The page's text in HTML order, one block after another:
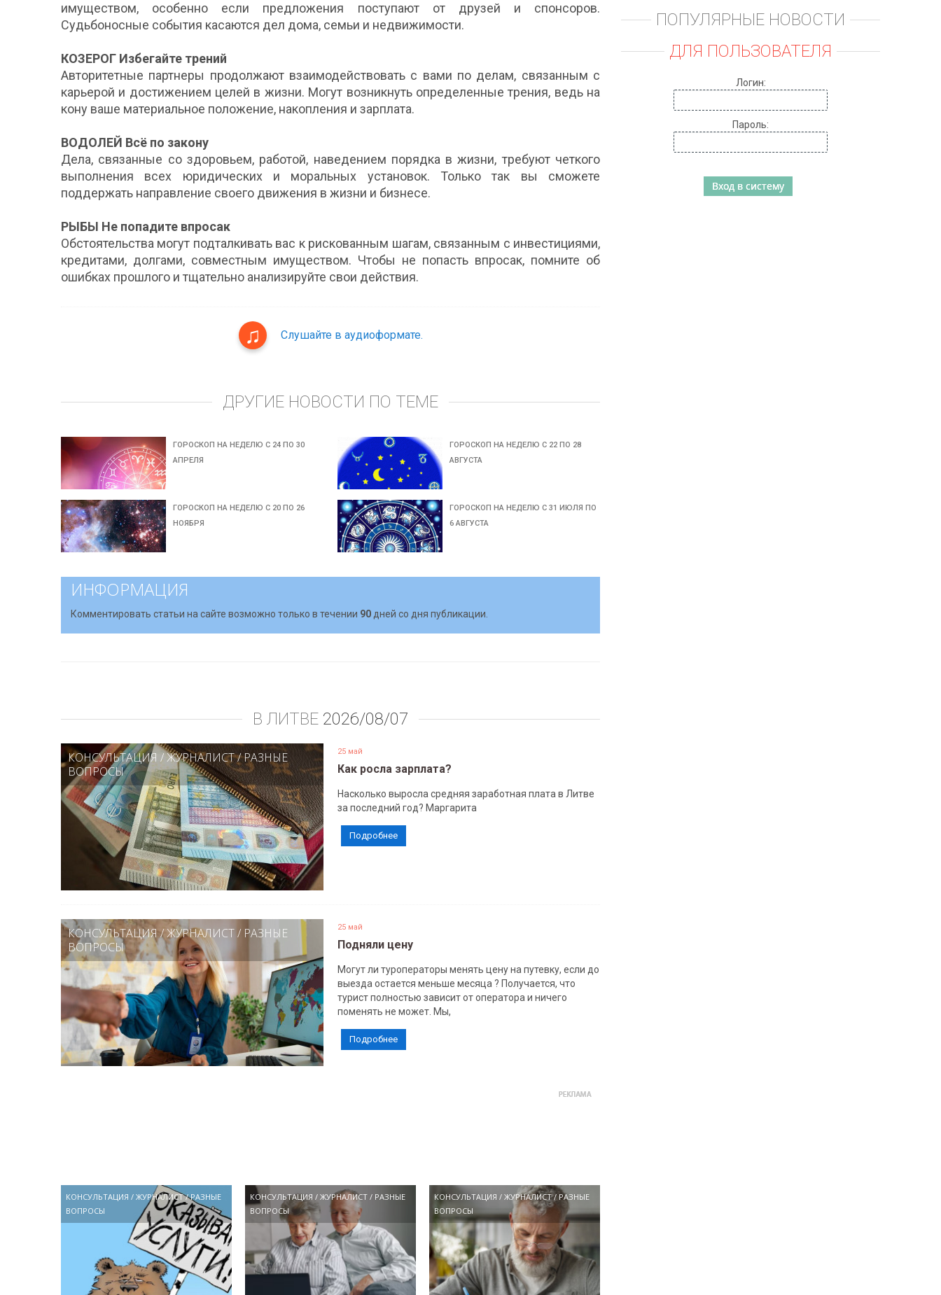
имуществом, особенно если предложения поступают от друзей и спонсоров.
Судьбоносные события касаются дел дома, семьи и недвижимости.
КОЗЕРОГ Избегайте трений
Авторитетные партнеры продолжают взаимодействовать с вами по делам, связанным с
карьерой и достижением целей в жизни. Могут возникнуть определенные трения, ведь на
кону ваше материальное положение, накопления и зарплата.
ВОДОЛЕЙ Всё по закону
Дела, связанные со здоровьем, работой, наведением порядка в жизни, требуют четкого
выполнения всех юридических и моральных установок. Только так вы сможете
поддержать направление своего движения в жизни и бизнесе.
РЫБЫ Не попадите впросак
Обстоятельства могут подталкивать вас к рискованным шагам, связанным с инвестициями,
кредитами, долгами, совместным имуществом. Чтобы не попасть впросак, помните об
ошибках прошлого и тщательно анализируйте свои действия.
Слушайте в аудиоформате.
ДРУГИЕ НОВОСТИ ПО ТЕМЕ
ГОРОСКОП НА НЕДЕЛЮ С 24 ПО 30
АПРЕЛЯ
ГОРОСКОП НА НЕДЕЛЮ С 22 ПО 28
АВГУСТА
ГОРОСКОП НА НЕДЕЛЮ С 20 ПО 26
НОЯБРЯ
ГОРОСКОП НА НЕДЕЛЮ С 31 ИЮЛЯ ПО
6 АВГУСТА
ИНФОРМАЦИЯ
Комментировать статьи на сайте возможно только в течении 90 дней со дня публикации.
В ЛИТВЕ 2026/08/07
КОНСУЛЬТАЦИЯ /ЖУРНАЛИСТ/РАЗНЫЕ
ВОПРОСЫ
25 май
Как росла зарплата?
Насколько выросла средняя заработная плата в Литве
за последний год? Маргарита
Подробнее
КОНСУЛЬТАЦИЯ/ЖУРНАЛИСТ/ РАЗНЫЕ
ВОПРОСЫ
25 май
Подняли цену
Могут ли туроператоры менять цену на путевку, если до
выезда остается меньше месяца ? Получается, что
турист полностью зависит от оператора и ничего
поменять не может. Мы,
Подробнее
КОНСУЛЬТАЦИЯ / ЖУРНАЛИСТ/РАЗНЫЕ
ВОПРОСЫ
КОНСУЛЬТАЦИЯ /ЖУРНАЛИСТ / РАЗНЫЕ
ВОПРОСЫ
КОНСУЛЬТАЦИЯ /ЖУРНАЛИСТ/ РАЗНЫЕ
ВОПРОСЫ
ПОПУЛЯРНЫЕ НОВОСТИ
ДЛЯ ПОЛЬЗОВАТЕЛЯ
Логин:
Пароль: